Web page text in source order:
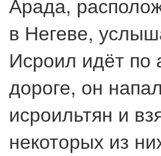
в Негеве,
Исроил идёт по
дороге, он
исроильтян и
некоторых из